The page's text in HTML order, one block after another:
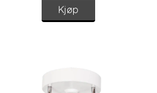
Kjøp